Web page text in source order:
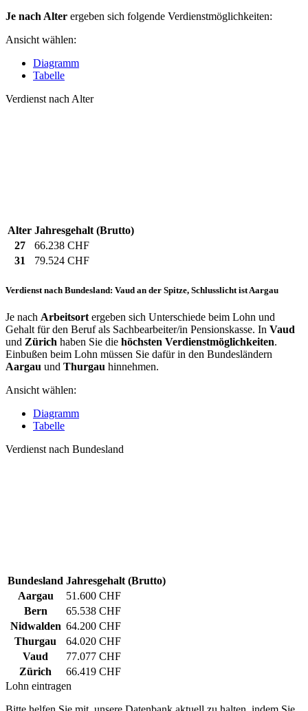
Je nach Alter ergeben sich folgende Verdienstmöglichkeiten:
Ansicht wählen:
Diagramm
Tabelle
Verdienst nach Alter
Alter Jahresgehalt (Brutto)
27
66.238 CHF
31
79.524 CHF
Verdienst nach Bundesland: Vaud an der Spitze, Schlusslicht ist Aargau
Je nach Arbeitsort ergeben sich Unterschiede beim Lohn und
Gehalt für den Beruf als Sachbearbeiter/in Pensionskasse. In Vaud
und Zürich haben Sie die höchsten Verdienstmöglichkeiten.
Einbußen beim Lohn müssen Sie dafür in den Bundesländern
Aargau und Thurgau hinnehmen.
Ansicht wählen:
Diagramm
Tabelle
Verdienst nach Bundesland
Bundesland Jahresgehalt (Brutto)
Aargau
51.600 CHF
Bern
65.538 CHF
Nidwalden 64.200 CHF
Thurgau
64.020 CHF
Vaud
77.077 CHF
Zürich
66.419 CHF
Lohn eintragen